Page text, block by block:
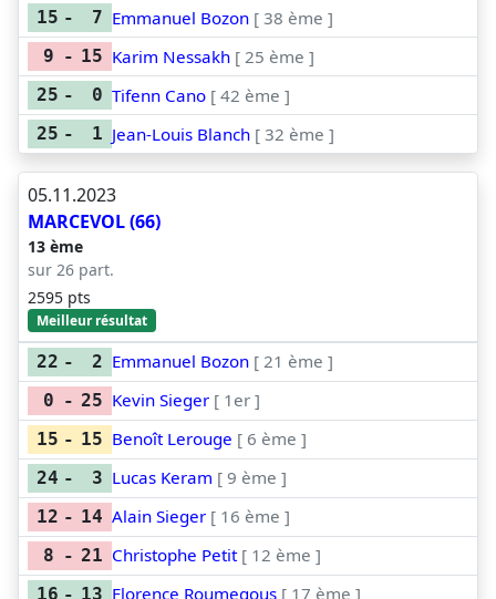
15 - 7 Emmanuel Bozon [ 38 ème ]
9 - 15 Karim Nessakh [ 25 ème ]
25 - 0 Tifenn Cano [ 42 ème ]
25 - 1 Jean-Louis Blanch [ 32 ème ]
05.11.2023
MARCEVOL (66)
13 ème
sur 26 part.
2595 pts
Meilleur résultat
22 - 2 Emmanuel Bozon [ 21 ème ]
0 - 25 Kevin Sieger [ 1er ]
15 - 15 Benoît Lerouge [ 6 ème ]
24 - 3 Lucas Keram [ 9 ème ]
12 - 14 Alain Sieger [ 16 ème ]
8 - 21 Christophe Petit [ 12 ème ]
16 - 13 Florence Roumegous [ 17 ème ]